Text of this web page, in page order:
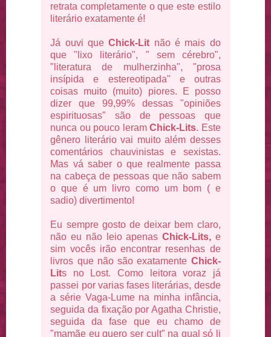
retrata completamente o que este estilo
literário exatamente é!
Já ouvi queChick-Lit não é mais do
que "lixo literário", " sem cérebro",
"literatura de mulherzinha", "prosa
insípida e estereotipada" e outras
coisas muito (muito) piores. E posso
dizer que 99,99% dessas "opiniões
espirituosas" são de pessoas que
nunca ou pouco leramChick-Lits. Este
gênero literário vai muito além desses
comentários chauvinistas e sexistas.
Mas vá saber o que realmente passa
na cabeça de pessoas que não sabem
o que é um livro como um bom ( e
sadio) divertimento!
Eu sempre gosto de deixar bem claro,
não eu não leio apenas Chick-Lits,e
sim vocês irão encontrar resenhas de
livros que não são exatamente Chick-
Lits no Lost. Como leitora voraz já
passei por varias fases literárias, desde
a série Vaga-Lume na minha infância,
seguida da fixação por Agatha Christie,
seguida da fase que eu chamo de
"mamãe eu quero ser cult" na qual só li